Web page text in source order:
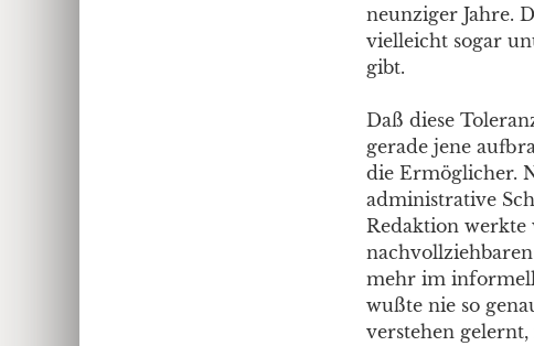
neunziger Jahre.
vielleicht sogar
gibt.
Daß diese
gerade jene
die Ermöglicher.
administrative
Redaktion werkte
mehr im
wußte nie so
verstehen